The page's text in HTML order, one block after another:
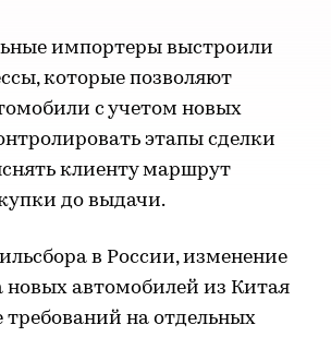
импортеры выстроили
которые позволяют
с учетом новых
этапы сделки
клиенту маршрут
до выдачи.
в России, изменение
новых автомобилей из Китая
требований на отдельных